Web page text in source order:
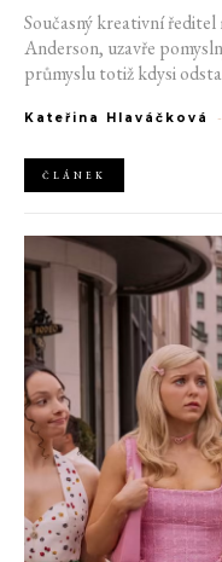
Současný kreativní
Anderson, uzavře
průmyslu totiž kdysi
jedné z největších
Fall 2027.
Kateřina Hlaváčková -
ČLÁNEK